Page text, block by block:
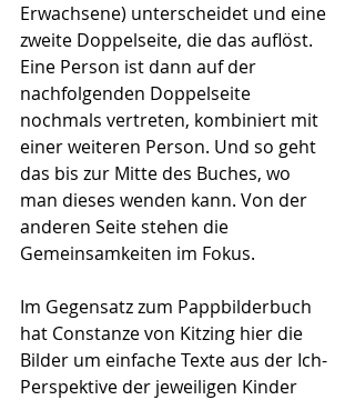
Erwachsene) unterscheidet und eine
zweite Doppelseite, die das auflöst.
Eine Person ist dann auf der
nachfolgenden Doppelseite
nochmals vertreten, kombiniert mit
einer weiteren Person. Und so geht
das bis zur Mitte des Buches, wo
man dieses wenden kann. Von der
anderen Seite stehen die
Gemeinsamkeiten im Fokus.
Im Gegensatz zum Pappbilderbuch
hat Constanze von Kitzing hier die
Bilder um einfache Texte aus der Ich-
Perspektive der jeweiligen Kinder